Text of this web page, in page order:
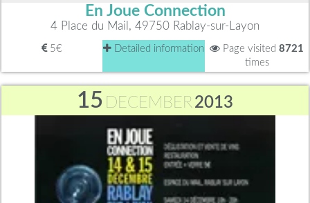
En Joue Connection
4 Place du Mail, 49750 Rablay-sur-Layon
5€ Detailed information Page visited 8721
times
15 DECEMBER2013